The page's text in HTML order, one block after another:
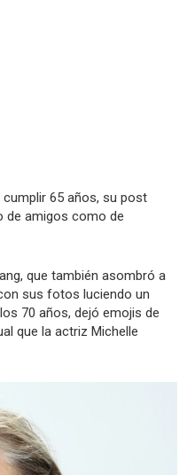
65 años, su post
de amigos como de
que también asombró a
sus fotos luciendo un
70 años, dejó emojis de
que la actriz Michelle